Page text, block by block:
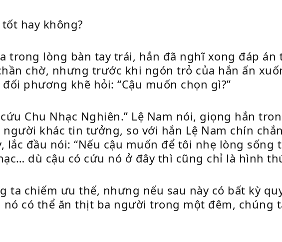
hay không?
trong lòng bàn tay trái, hắn đã nghĩ xong đáp
chờ, nhưng trước khi ngón trỏ của hắn ấn
phương khẽ hỏi: “Cậu muốn chọn gì?”
Chu Nhạc Nghiên.” Lệ Nam nói, giọng hắn
khác tin tưởng, so với hắn Lệ Nam chín
lắc đầu nói: “Nếu cậu muốn để tôi nhẹ lòng
dù cậu có cứu nó ở đây thì cũng chỉ là hình
ta chiếm ưu thế, nhưng nếu sau này có bất kỳ
nó có thể ăn thịt ba người trong một đêm, chúng